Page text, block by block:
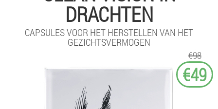
DRACHTEN
CAPSULES VOOR HET HERSTELLEN VAN HET
GEZICHTSVERMOGEN
€98
€49